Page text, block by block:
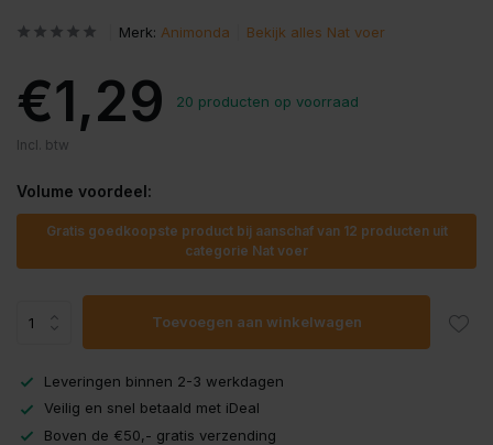
Merk: Animonda Bekijk alles Nat voer
€1,29 20 producten op voorraad
Incl. btw
Volume voordeel:
Gratis goedkoopste product bij aanschaf van 12 producten uit
categorie Nat voer
Toevoegen aan winkelwagen
Leveringen binnen 2-3 werkdagen
Veilig en snel betaald met iDeal
Boven de €50,- gratis verzending